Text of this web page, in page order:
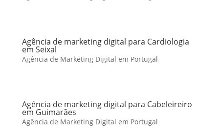
Agência de marketing digital para Cardiologia
em Seixal
Agência de Marketing Digital em Portugal
Agência de marketing digital para Cabeleireiro
em Guimarães
Agência de Marketing Digital em Portugal